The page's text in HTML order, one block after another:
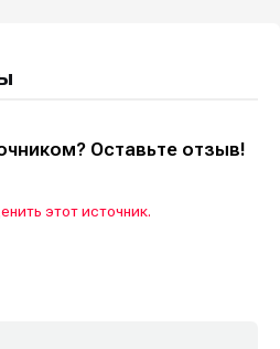
Оставьте отзыв!
этот источник.